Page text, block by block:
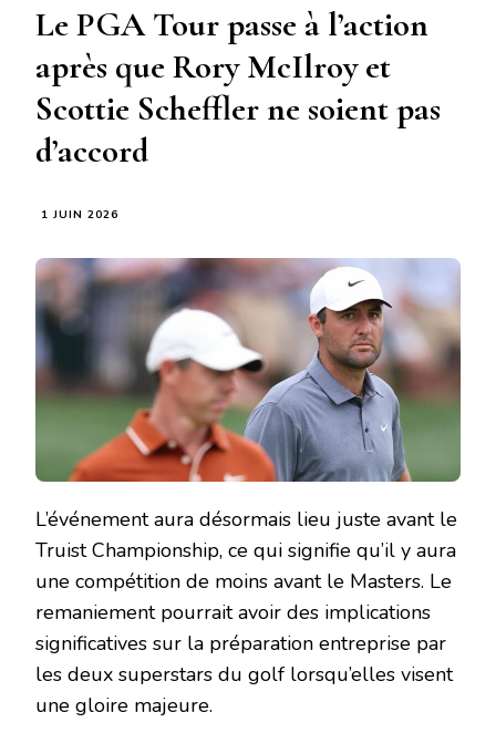
Le PGA Tour passe à l’action
après que Rory McIlroy et
Scottie Scheffler ne soient pas
d’accord
1 JUIN 2026
L’événement aura désormais lieu juste avant le
Truist Championship, ce qui signifie qu’il y aura
une compétition de moins avant le Masters. Le
remaniement pourrait avoir des implications
significatives sur la préparation entreprise par
les deux superstars du golf lorsqu’elles visent
une gloire majeure.